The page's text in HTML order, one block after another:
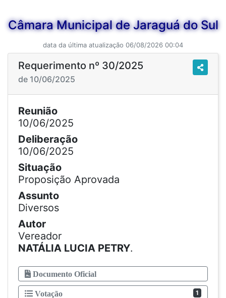
Câmara Municipal de Jaraguá do Sul
data da última atualização 06/08/2026 00:04
Requerimento nº 30/2025
de 10/06/2025
Reunião
10/06/2025
Deliberação
10/06/2025
Situação
Proposição Aprovada
Assunto
Diversos
Autor
Vereador
NATÁLIA LUCIA PETRY.
Documento Oficial
Votação 1